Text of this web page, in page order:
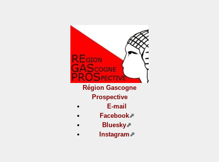
Région Gascogne
Prospective
E-mail
Facebook
Bluesky
Instagram